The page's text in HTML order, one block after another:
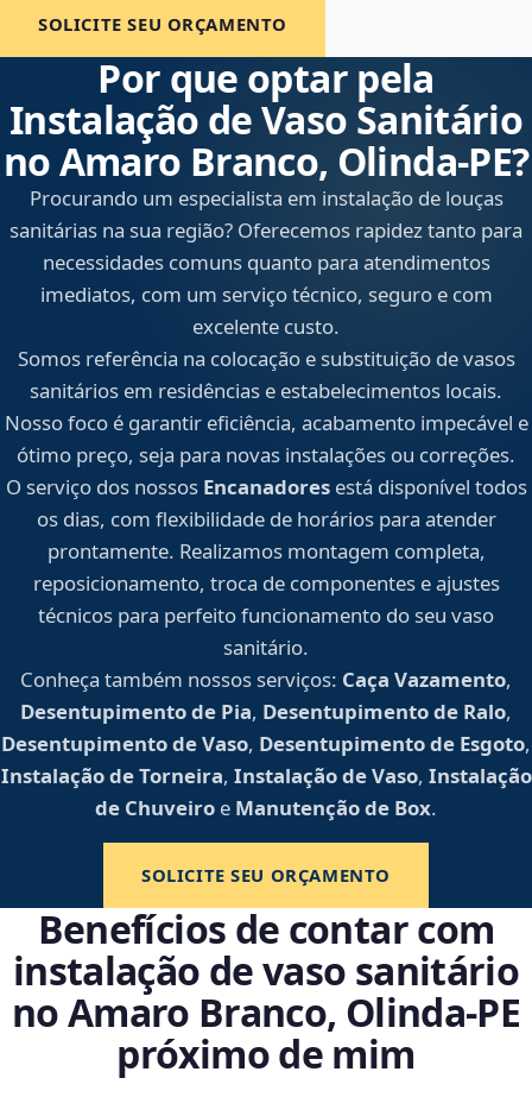
SOLICITE SEU ORÇAMENTO
Por que optar pela
Instalação de Vaso Sanitário
no Amaro Branco, Olinda‑PE?
Procurando um especialista em instalação de louças
sanitárias na sua região? Oferecemos rapidez tanto para
necessidades comuns quanto para atendimentos
imediatos, com um serviço técnico, seguro e com
excelente custo.
Somos referência na colocação e substituição de vasos
sanitários em residências e estabelecimentos locais.
Nosso foco é garantir eficiência, acabamento impecável e
ótimo preço, seja para novas instalações ou correções.
O serviço dos nossos Encanadoresestá disponível todos
os dias, com flexibilidade de horários para atender
prontamente. Realizamos montagem completa,
reposicionamento, troca de componentes e ajustes
técnicos para perfeito funcionamento do seu vaso
sanitário.
Conheça também nossos serviços: Caça Vazamento,
Desentupimento de Pia, Desentupimento de Ralo,
Desentupimento de Vaso, Desentupimento de Esgoto,
Instalação de Torneira, Instalação de Vaso, Instalação
de Chuveiro e Manutenção de Box.
SOLICITE SEU ORÇAMENTO
Benefícios de contar com
instalação de vaso sanitário
no Amaro Branco, Olinda‑PE
próximo de mim